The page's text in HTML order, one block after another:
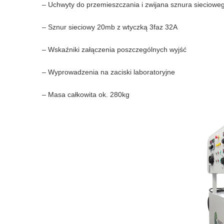
– Uchwyty do przemieszczania i zwijana sznura
– Sznur sieciowy 20mb z wtyczką 3faz 32A
– Wskaźniki załączenia poszczególnych wyjść
– Wyprowadzenia na zaciski laboratoryjne
– Masa całkowita ok. 280kg